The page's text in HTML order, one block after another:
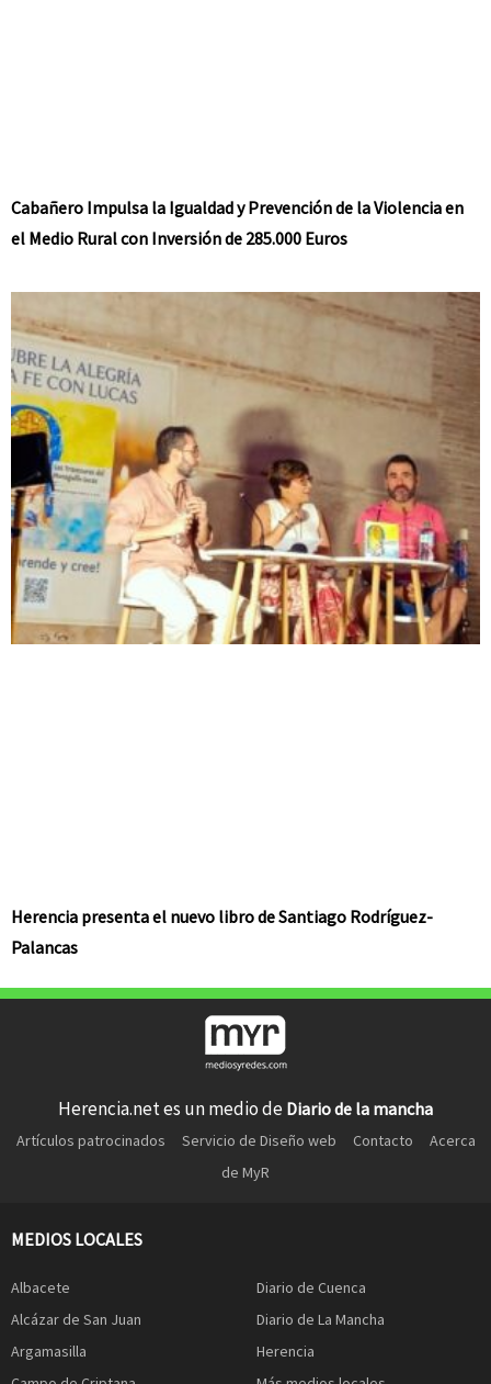
Cabañero Impulsa la Igualdad y Prevención de la Violencia en
el Medio Rural con Inversión de 285.000 Euros
Herencia presenta el nuevo libro de Santiago Rodríguez-
Palancas
Herencia.net es un medio de Diario de la mancha
Artículos patrocinados Servicio de Diseño web Contacto
Acerca
de MyR
MEDIOS LOCALES
Albacete
Alcázar de San Juan
Argamasilla
Diario de Cuenca
Diario de La Mancha
Herencia